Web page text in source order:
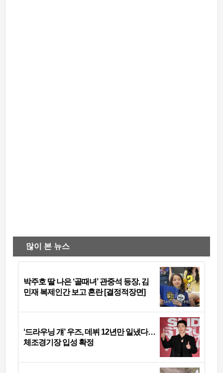
많이 본 뉴스
박주호 딸 나은 ‘골때녀’ 관중석 등장, 김
민재 복제인간 보고 혼란 [결정적장면]
‘드라우닝 걔’ 우즈, 데뷔 12년만 일냈다…
체조경기장 입성 확정